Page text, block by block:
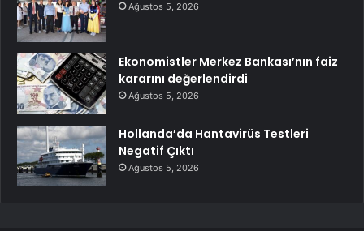
Ağustos 5, 2026
Ekonomistler Merkez Bankası’nın faiz
kararını değerlendirdi
Ağustos 5, 2026
Hollanda’da Hantavirüs Testleri
Negatif Çıktı
Ağustos 5, 2026